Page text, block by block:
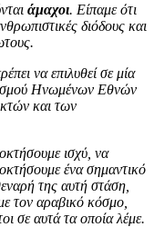
άμαχοι. Είπαμε ότι
διόδους και
να επιλυθεί σε μία
Ηνωμένων Εθνών
και των
ισχύ, να
ένα σημαντικό
της αυτή στάση,
τον αραβικό κόσμο,
σε αυτά τα οποία λέμε.